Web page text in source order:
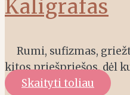
Kaligrafas
Rumi, sufizmas,
kitos priešpriešos, dėl
Skaityti toliau